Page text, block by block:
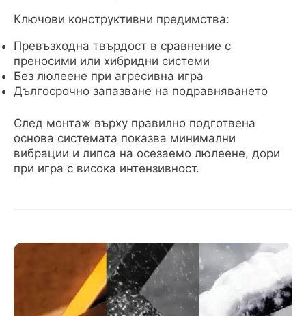
Ключови конструктивни предимства:
Превъзходна твърдост в сравнение с
преносими или хибридни системи
Без люлеене при агресивна игра
Дългосрочно запазване на подравняването
След монтаж върху правилно подготвена
основа системата показва минимални
вибрации и липса на осезаемо люлеене, дори
при игра с висока интензивност.